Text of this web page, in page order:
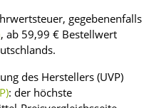
gegebenenfalls
, ab 59,99 € Bestellwert
des Herstellers (UVP)
: der höchste